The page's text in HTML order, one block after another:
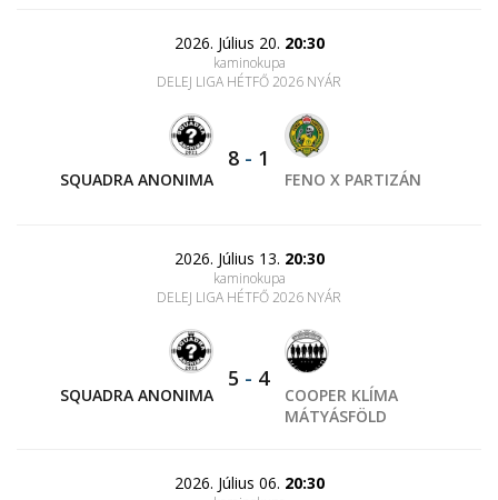
2026. Július 20. 20:30
kaminokupa
DELEJ LIGA HÉTFŐ 2026 NYÁR
SQUADRA ANONIMA
8 - 1
FENO X PARTIZÁN
2026. Július 13. 20:30
kaminokupa
DELEJ LIGA HÉTFŐ 2026 NYÁR
SQUADRA ANONIMA
5 - 4
COOPER KLÍMA
MÁTYÁSFÖLD
2026. Július 06. 20:30